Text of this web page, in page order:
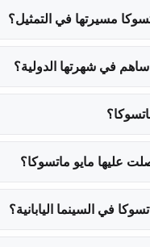
مسيرتها في التمثيل؟
ساهم في شهرتها الدولية؟
السعفة الذهبية في مهرجان
عليها مايو ماتسوكا؟
في السينما اليابانية؟